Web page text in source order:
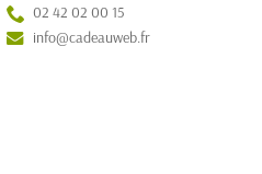
02 42 02 00 15
info@cadeauweb.fr